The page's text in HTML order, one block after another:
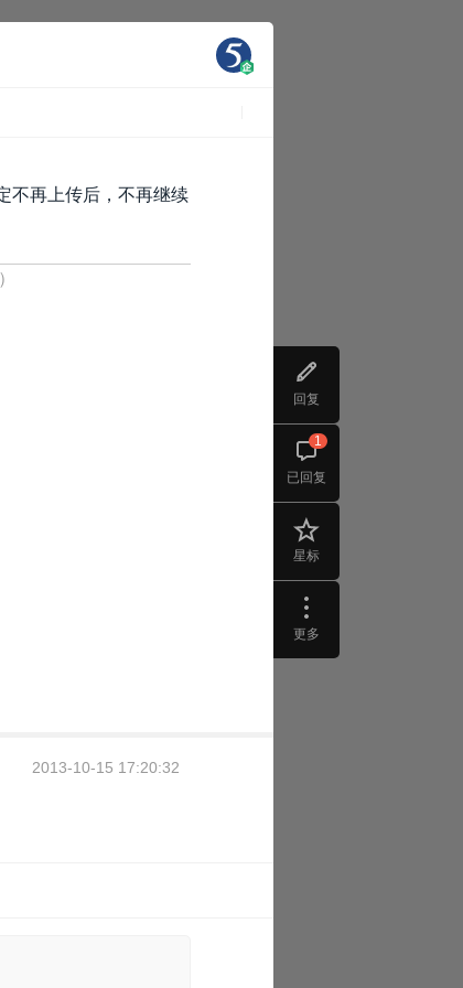
回复
已回复
1
星标
更多
不再上传后，不再继续
2013-10-15 17:20:32